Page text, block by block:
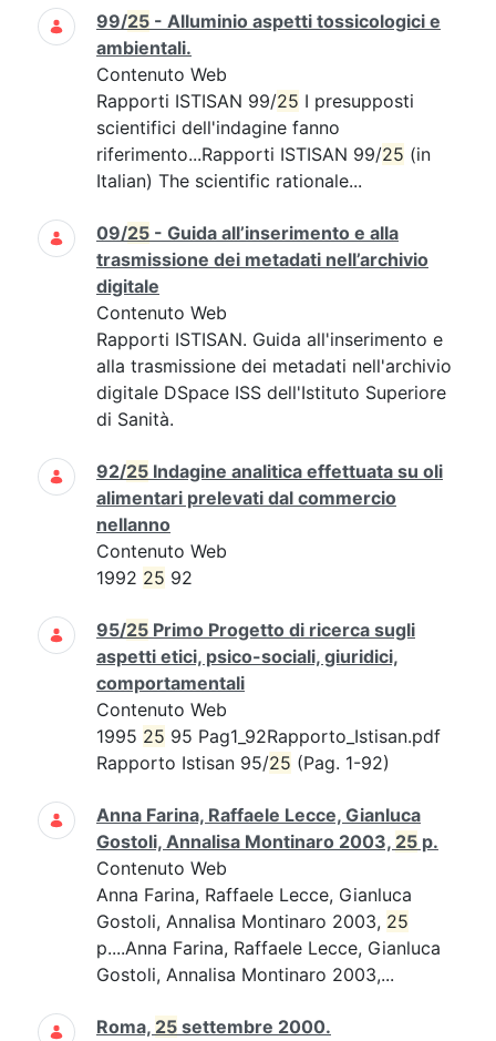
99/25 - Alluminio aspetti tossicologici e
ambientali.
Contenuto Web
Rapporti ISTISAN 99/25 I presupposti
scientifici dell'indagine fanno
riferimento...Rapporti ISTISAN 99/25 (in
Italian) The scientific rationale...
09/25 - Guida all’inserimento e alla
trasmissione dei metadati nell’archivio
digitale
Contenuto Web
Rapporti ISTISAN. Guida all'inserimento e
alla trasmissione dei metadati nell'archivio
digitale DSpace ISS dell'Istituto Superiore
di Sanità.
92/25 Indagine analitica effettuata su oli
alimentari prelevati dal commercio
nellanno
Contenuto Web
1992 25 92
95/25 Primo Progetto di ricerca sugli
aspetti etici, psico-sociali, giuridici,
comportamentali
Contenuto Web
1995 25 95 Pag1_92Rapporto_Istisan.pdf
Rapporto Istisan 95/25 (Pag. 1-92)
Anna Farina, Raffaele Lecce, Gianluca
Gostoli, Annalisa Montinaro 2003, 25 p.
Contenuto Web
Anna Farina, Raffaele Lecce, Gianluca
Gostoli, Annalisa Montinaro 2003, 25
p....Anna Farina, Raffaele Lecce, Gianluca
Gostoli, Annalisa Montinaro 2003,...
Roma, 25 settembre 2000.